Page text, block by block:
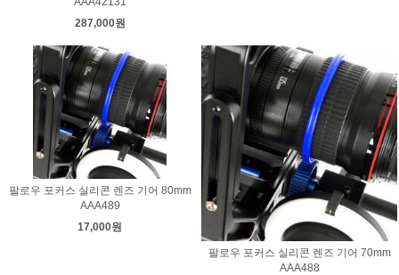
287,000원
팔로우 포커스 실리콘 렌즈 기어 80mm
AAA489
17,000원
팔로우 포커스 실리콘 렌즈 기어 70mm
AAA488